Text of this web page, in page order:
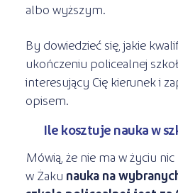
albo wyższym.
By dowiedzieć się, jakie
ukończeniu policealnej
interesujący Cię kierunek i
opisem.
Ile kosztuje nauka w
Mówią, że nie ma w życiu
w Żaku nauka na